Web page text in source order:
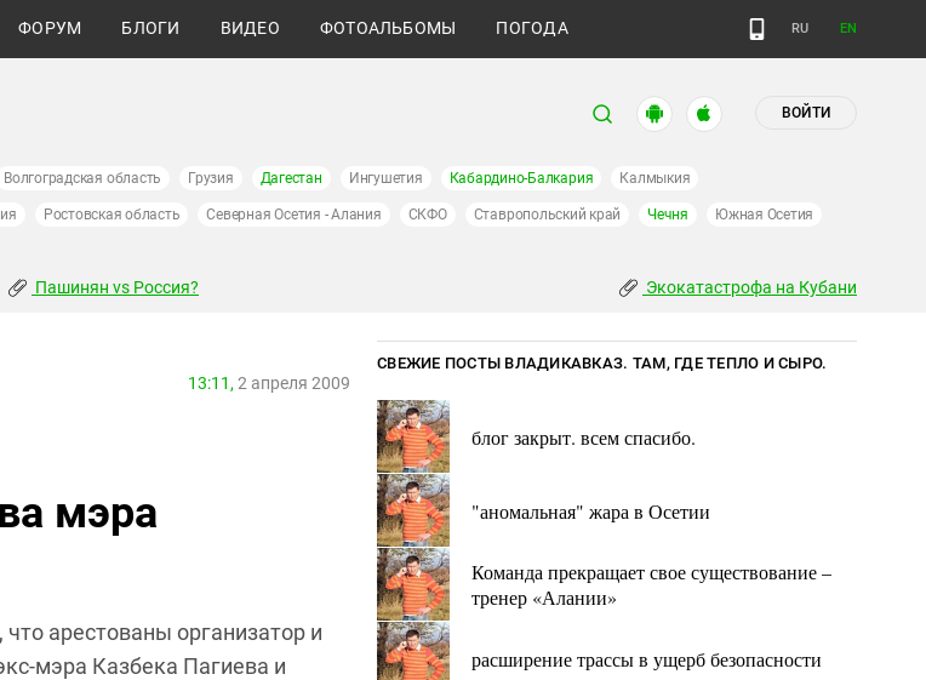
ФОРУМ БЛОГИ ВИДЕО ФОТОАЛЬБОМЫ ПОГОДА RU EN
ВОЙТИ
Волгоградская область Грузия Дагестан Ингушетия Кабардино-Балкария Калмыкия
Ростовская область Северная Осетия - Алания СКФО Ставропольский край Чечня Южная Осетия
Пашинян vs Россия? Экокатастрофа на Кубани
13:11, 2 апреля 2009
мэра
арестованы организатор и
мэра Казбека Пагиева и
СВЕЖИЕ ПОСТЫ ВЛАДИКАВКАЗ. ТАМ, ГДЕ ТЕПЛО И СЫРО.
блог закрыт. всем спасибо.
"аномальная" жара в Осетии
Команда прекращает свое существование –
тренер «Алании»
расширение трассы в ущерб безопасности